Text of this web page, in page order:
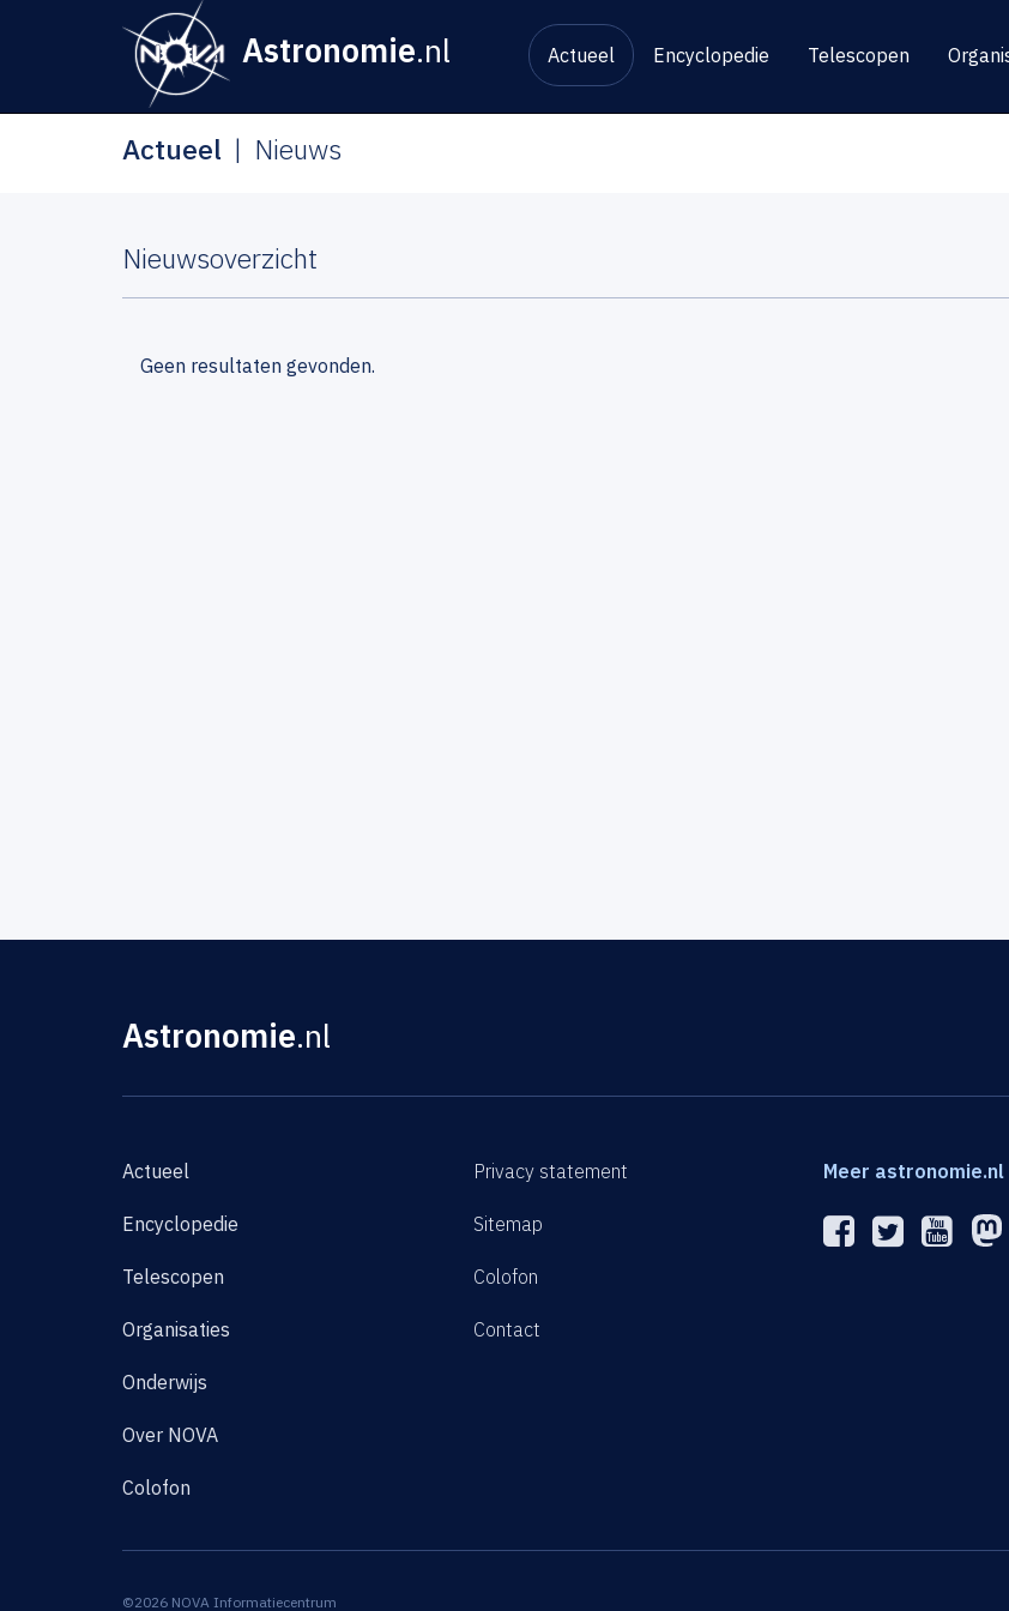
Astronomie.nl Actueel Encyclopedie Telescopen
Actueel Nieuws
Nieuwsoverzicht
Geen resultaten gevonden.
Astronomie.nl
Actueel
Encyclopedie
Telescopen
Organisaties
Onderwijs
Over NOVA
Colofon
Privacy statement
Sitemap
Colofon
Contact
Meer astronomie.nl
©2026 NOVA Informatiecentrum